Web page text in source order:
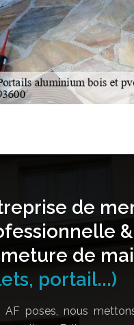
de
de
portail...)
AF poses, nous